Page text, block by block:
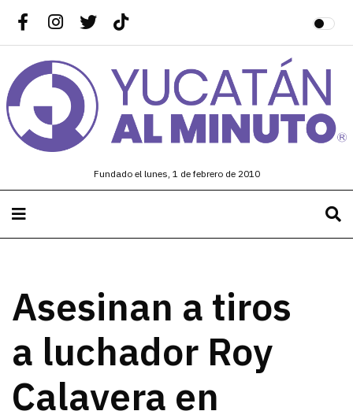
Fundado el lunes, 1 de febrero de 2010
Asesinan a tiros
a luchador Roy
Calavera en